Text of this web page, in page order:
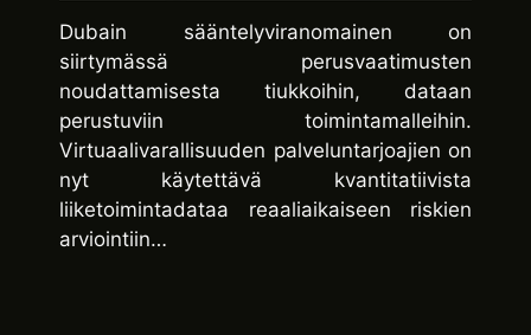
Dubain sääntelyviranomainen on
siirtymässä perusvaatimusten
noudattamisesta tiukkoihin, dataan
perustuviin toimintamalleihin.
Virtuaalivarallisuuden palveluntarjoajien on
nyt käytettävä kvantitatiivista
liiketoimintadataa reaaliaikaiseen riskien
arviointiin…